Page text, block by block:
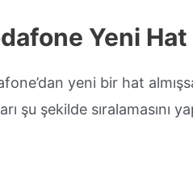
Yeni Hat
yeni bir hat
şu şekilde sıralamasını